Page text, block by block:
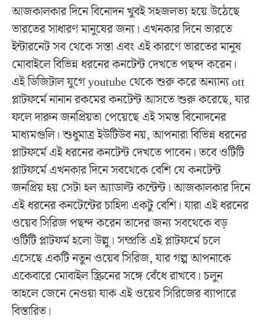
আজকালকার দিনে বিনোদন খুবই সহজলভ্য হয়ে উঠেছে
ভারতের সাধারণ মানুষের জন্য। এখনকার দিনে ভারতে
ইন্টারনেট সব থেকে সস্তা এবং এই কারণে ভারতের মানুষ
মোবাইলে বিভিন্ন ধরনের কনটেন্ট দেখতে পছন্দ করেন।
এই ডিজিটাল যুগে youtube থেকে শুরু করে অন্যান্য ott
প্লাটফর্মে নানান রকমের কনটেন্ট আসতে শুরু করেছে, যার
ফলে দারুন জনপ্রিয়তা পেয়েছে এই সমস্ত বিনোদনের
মাধ্যমগুলি। শুধুমাত্র ইউটিউব নয়, আপনারা বিভিন্ন ধরনের
প্লাটফর্মে এই ধরনের কনটেন্ট দেখতে পাবেন। তবে ওটিটি
প্লাটফর্মে এখনকার দিনে সবথেকে বেশি যে কনটেন্ট
জনপ্রিয় হয় সেটা হল অ্যাডাল্ট কন্টেন্ট। আজকালকার দিনে
এই ধরনের কনটেন্টের চাহিদা একটু বেশি। যারা এই ধরনের
ওয়েব সিরিজ পছন্দ করেন তাদের জন্য সবথেকে বড়
ওটিটি প্লাটফর্ম হলো উল্লু। সম্প্রতি এই প্লাটফর্মে চলে
এসেছে একটি নতুন ওয়েব সিরিজ, যার গল্প আপনাকে
একেবারে মোবাইল স্ক্রিনের সঙ্গে বেঁধে রাখবে। চলুন
তাহলে জেনে নেওয়া যাক এই ওয়েব সিরিজের ব্যাপারে
বিস্তারিত।